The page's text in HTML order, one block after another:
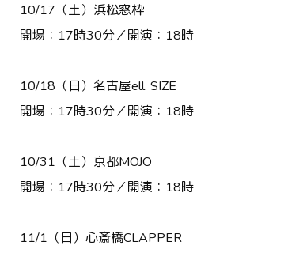
10/17（土）浜松窓枠
開場：17時30分／開演：18時
10/18（日）名古屋ell. SIZE
開場：17時30分／開演：18時
10/31（土）京都MOJO
開場：17時30分／開演：18時
11/1（日）心斎橋CLAPPER